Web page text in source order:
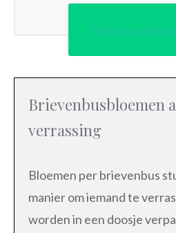
Bekijk
Brievenbusbloemen
verrassing
Bloemen per brievenbus
manier om iemand te
worden in een doosje